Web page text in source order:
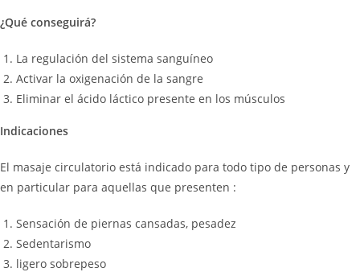
¿Qué conseguirá?
La regulación del sistema sanguíneo
Activar la oxigenación de la sangre
Eliminar el ácido láctico presente en los músculos
Indicaciones
El masaje circulatorio está indicado para todo tipo de personas y
en particular para aquellas que presenten :
Sensación de piernas cansadas, pesadez
Sedentarismo
ligero sobrepeso